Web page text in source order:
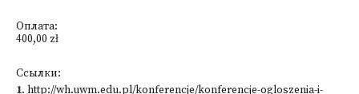
Оплата:
400,00 zł
Ссылки:
1. http://wh.uwm.edu.pl/konferencje/konferencje-ogloszenia-i-